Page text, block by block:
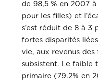
de 98,5 % en 2007 à
pour les filles) et
s’est réduit de 8 à 3
fortes disparités
vie, aux revenus
subsistent. Le faible
primaire (79.2% en